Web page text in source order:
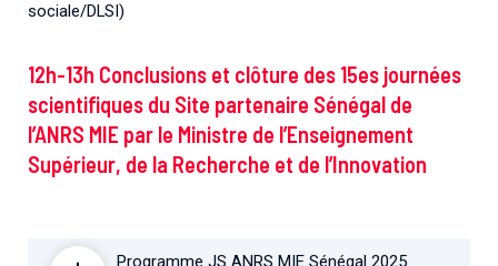
sociale/DLSI)
12h-13h Conclusions et clôture des 15es journées
scientifiques du Site partenaire Sénégal de
l’ANRS MIE par le Ministre de l’Enseignement
Supérieur, de la Recherche et de l’Innovation
Programme JS ANRS MIE Sénégal 2025